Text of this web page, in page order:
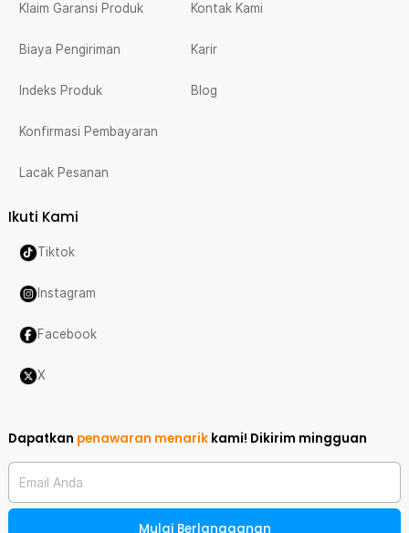
Klaim Garansi Produk
Biaya Pengiriman
Indeks Produk
Konfirmasi Pembayaran
Lacak Pesanan
Kontak Kami
Karir
Blog
Ikuti Kami
Tiktok
Instagram
Facebook
X
Dapatkan penawaran menarik kami! Dikirim mingguan
Email Anda
Mulai Berlangganan